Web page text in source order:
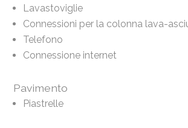
Lavastoviglie
Connessioni per la colonna lava-
Telefono
Connessione internet
Pavimento
Piastrelle